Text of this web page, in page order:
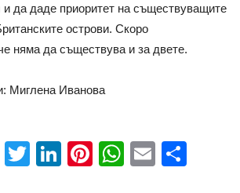
да даде приоритет на съществуващите
острови. Скоро
няма да съществува и за двете.
Миглена Иванова
Messenger
Twitter
LinkedIn
Pinterest
WhatsApp
Email